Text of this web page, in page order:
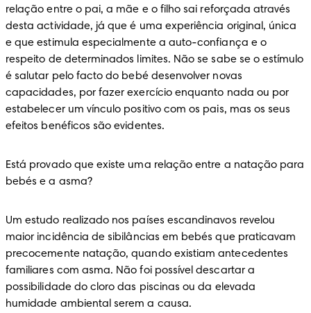
relação entre o pai, a mãe e o filho sai reforçada através
desta actividade, já que é uma experiência original, única
e que estimula especialmente a auto-confiança e o
respeito de determinados limites. Não se sabe se o estímulo
é salutar pelo facto do bebé desenvolver novas
capacidades, por fazer exercício enquanto nada ou por
estabelecer um vínculo positivo com os pais, mas os seus
efeitos benéficos são evidentes.
Está provado que existe uma relação entre a natação para
bebés e a asma?
Um estudo realizado nos países escandinavos revelou
maior incidência de sibilâncias em bebés que praticavam
precocemente natação, quando existiam antecedentes
familiares com asma. Não foi possível descartar a
possibilidade do cloro das piscinas ou da elevada
humidade ambiental serem a causa.